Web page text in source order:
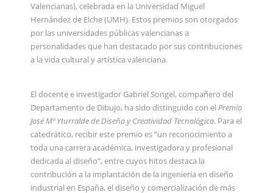
Valencianas), celebrada en la Universidad Miguel
Hernández de Elche (UMH). Estos premios son otorgados
por las universidades públicas valencianas a
personalidades que han destacado por sus contribuciones
a la vida cultural y artística valenciana.
El docente e investigador Gabriel Songel, compañero del
Departamento de Dibujo, ha sido distinguido con el Premio
José Mª Yturralde de Diseño y Creatividad Tecnológica. Para el
catedrático, recibir este premio es “un reconocimiento a
toda una carrera académica, investigadora y profesional
dedicada al diseño”, entre cuyos hitos destaca la
contribución a la implantación de la ingeniería en diseño
industrial en España, el diseño y comercialización de más